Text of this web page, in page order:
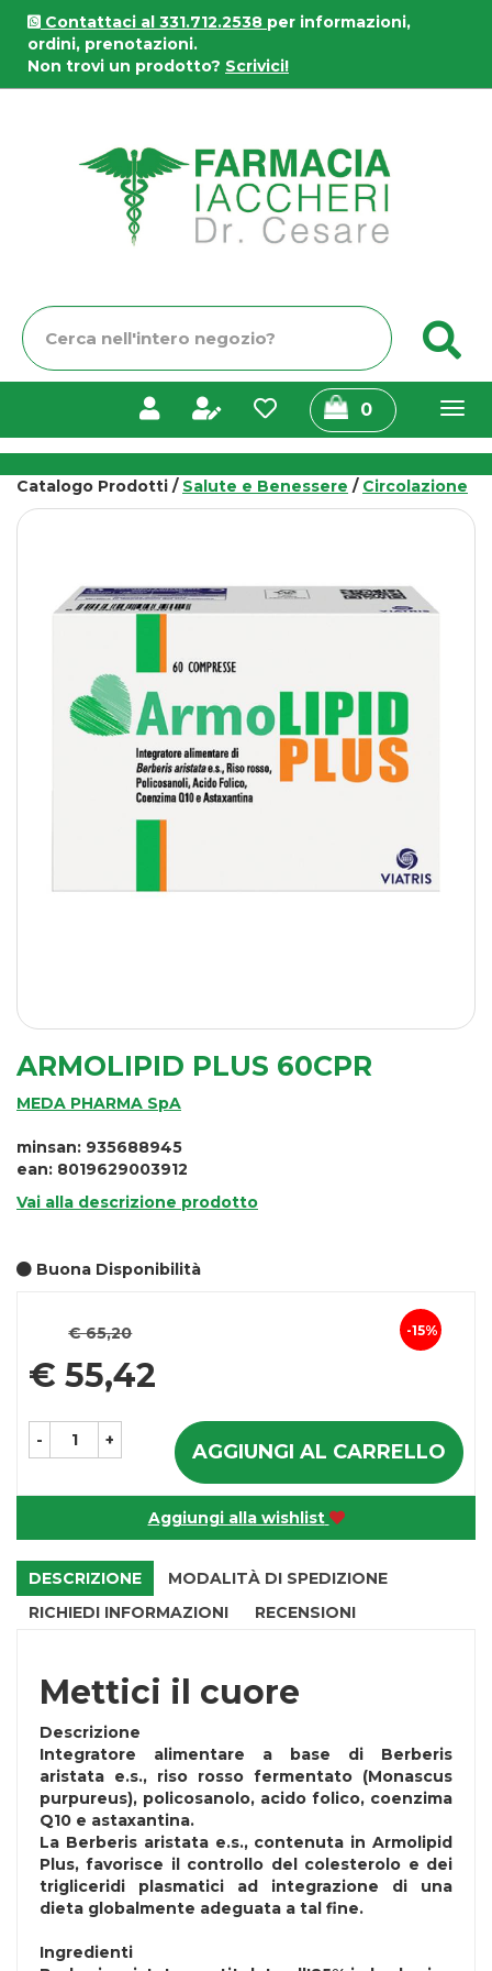
Passa
contenuto
principale
Contattaci al 331.712.2538 per informazioni,
ordini, prenotazioni.
Non trovi un prodotto? Scrivici!
Cerca
Prodotto
0prodotti
inseriti
Catalogo Prodotti / Salute e Benessere / Circolazione
ARMOLIPID PLUS 60CPR
MEDA PHARMA SpA
minsan: 935688945
ean: 8019629003912
Vai alla descrizione prodotto
Buona Disponibilità
15%
€ 65,20
Prezzo
€ 55,42
- + AGGIUNGI AL CARRELLO
Aggiungi alla wishlist
DESCRIZIONE
MODALITÀ DI SPEDIZIONE
RICHIEDI INFORMAZIONI
RECENSIONI
Mettici il cuore
Descrizione
Integratore alimentare a base di Berberis
aristata e.s., riso rosso fermentato (Monascus
purpureus), policosanolo, acido folico, coenzima
Q10 e astaxantina.
La Berberis aristata e.s., contenuta in Armolipid
Plus, favorisce il controllo del colesterolo e dei
trigliceridi plasmatici ad integrazione di una
dieta globalmente adeguata a tal fine.
Ingredienti